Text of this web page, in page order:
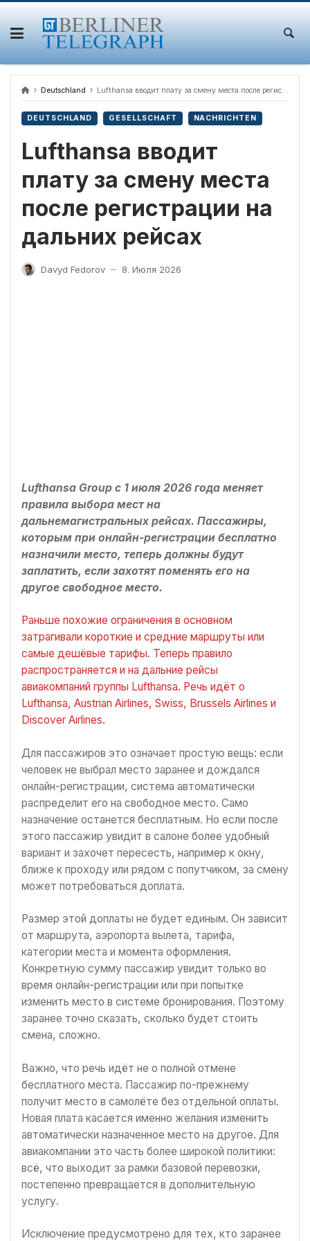
Skip
content
Deutschland Lufthansa вводит плату за смену места после регистрации на дальних рейсах
DEUTSCHLAND GESELLSCHAFT NACHRICHTEN
Lufthansa вводит
плату за смену места
после регистрации на
дальних рейсах
Davyd Fedorov — 8. Июля 2026
Lufthansa Group с 1 июля 2026 года меняет
правила выбора мест на
дальнемагистральных рейсах. Пассажиры,
которым при онлайн-регистрации бесплатно
назначили место, теперь должны будут
заплатить, если захотят поменять его на
другое свободное место.
Раньше похожие ограничения в основном
затрагивали короткие и средние маршруты или
самые дешёвые тарифы. Теперь правило
распространяется и на дальние рейсы
авиакомпаний группы Lufthansa. Речь идёт о
Lufthansa, Austrian Airlines, Swiss, Brussels Airlines и
Discover Airlines.
Для пассажиров это означает простую вещь: если
человек не выбрал место заранее и дождался
онлайн-регистрации, система автоматически
распределит его на свободное место. Само
назначение останется бесплатным. Но если после
этого пассажир увидит в салоне более удобный
вариант и захочет пересесть, например к окну,
ближе к проходу или рядом с попутчиком, за смену
может потребоваться доплата.
Размер этой доплаты не будет единым. Он зависит
от маршрута, аэропорта вылета, тарифа,
категории места и момента оформления.
Конкретную сумму пассажир увидит только во
время онлайн-регистрации или при попытке
изменить место в системе бронирования. Поэтому
заранее точно сказать, сколько будет стоить
смена, сложно.
Важно, что речь идёт не о полной отмене
бесплатного места. Пассажир по-прежнему
получит место в самолёте без отдельной оплаты.
Новая плата касается именно желания изменить
автоматически назначенное место на другое. Для
авиакомпании это часть более широкой политики:
всё, что выходит за рамки базовой перевозки,
постепенно превращается в дополнительную
услугу.
Исключение предусмотрено для тех, кто заранее